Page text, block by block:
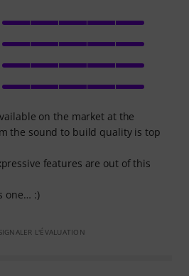
on the market at the
the sound to build quality is top
features are out of this
one… :)
SIGNALER L'ÉVALUATION